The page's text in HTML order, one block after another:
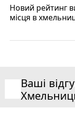
Новий рейтинг
місця в
Ваші